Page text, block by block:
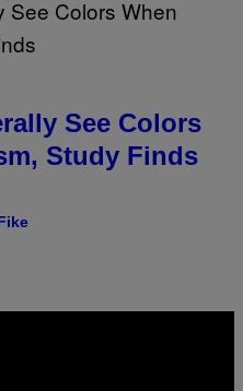
See Colors
Study Finds